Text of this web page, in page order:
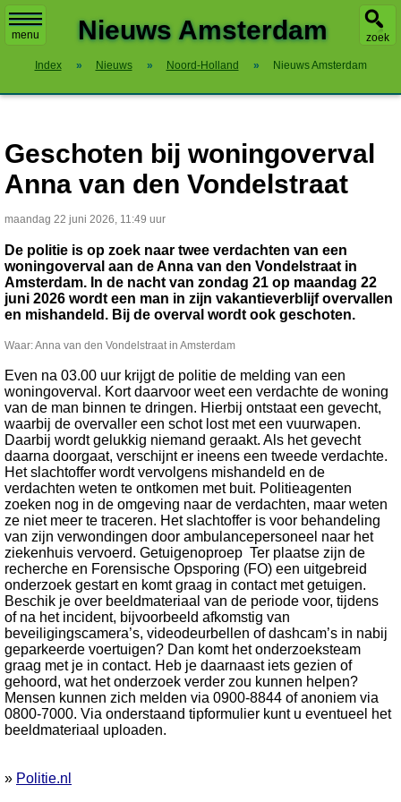
menu zoek
Nieuws Amsterdam
Index » Nieuws » Noord-Holland » Nieuws Amsterdam
Geschoten bij woningoverval
Anna van den Vondelstraat
maandag 22 juni 2026, 11:49 uur
De politie is op zoek naar twee verdachten van een
woningoverval aan de Anna van den Vondelstraat in
Amsterdam. In de nacht van zondag 21 op maandag 22
juni 2026 wordt een man in zijn vakantieverblijf overvallen
en mishandeld. Bij de overval wordt ook geschoten.
Waar: Anna van den Vondelstraat in Amsterdam
Even na 03.00 uur krijgt de politie de melding van een
woningoverval. Kort daarvoor weet een verdachte de woning
van de man binnen te dringen. Hierbij ontstaat een gevecht,
waarbij de overvaller een schot lost met een vuurwapen.
Daarbij wordt gelukkig niemand geraakt. Als het gevecht
daarna doorgaat, verschijnt er ineens een tweede verdachte.
Het slachtoffer wordt vervolgens mishandeld en de
verdachten weten te ontkomen met buit. Politieagenten
zoeken nog in de omgeving naar de verdachten, maar weten
ze niet meer te traceren. Het slachtoffer is voor behandeling
van zijn verwondingen door ambulancepersoneel naar het
ziekenhuis vervoerd. Getuigenoproep Ter plaatse zijn de
recherche en Forensische Opsporing (FO) een uitgebreid
onderzoek gestart en komt graag in contact met getuigen.
Beschik je over beeldmateriaal van de periode voor, tijdens
of na het incident, bijvoorbeeld afkomstig van
beveiligingscamera’s, videodeurbellen of dashcam’s in nabij
geparkeerde voertuigen? Dan komt het onderzoeksteam
graag met je in contact. Heb je daarnaast iets gezien of
gehoord, wat het onderzoek verder zou kunnen helpen?
Mensen kunnen zich melden via 0900-8844 of anoniem via
0800-7000. Via onderstaand tipformulier kunt u eventueel het
beeldmateriaal uploaden.
» Politie.nl